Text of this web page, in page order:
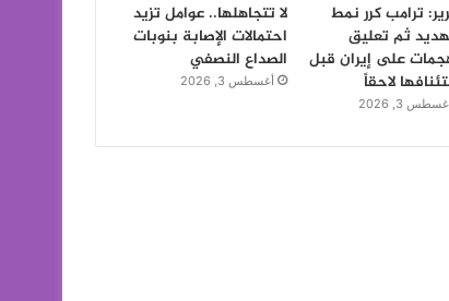
ترامب كرر نمط
ثم تعليق
على إيران قبل
لاحقاً
3, 2026
لا تتجاهلها.. عوامل تزيد
احتمالات الإصابة بنوبات
الصداع النصفي
أغسطس 3, 2026